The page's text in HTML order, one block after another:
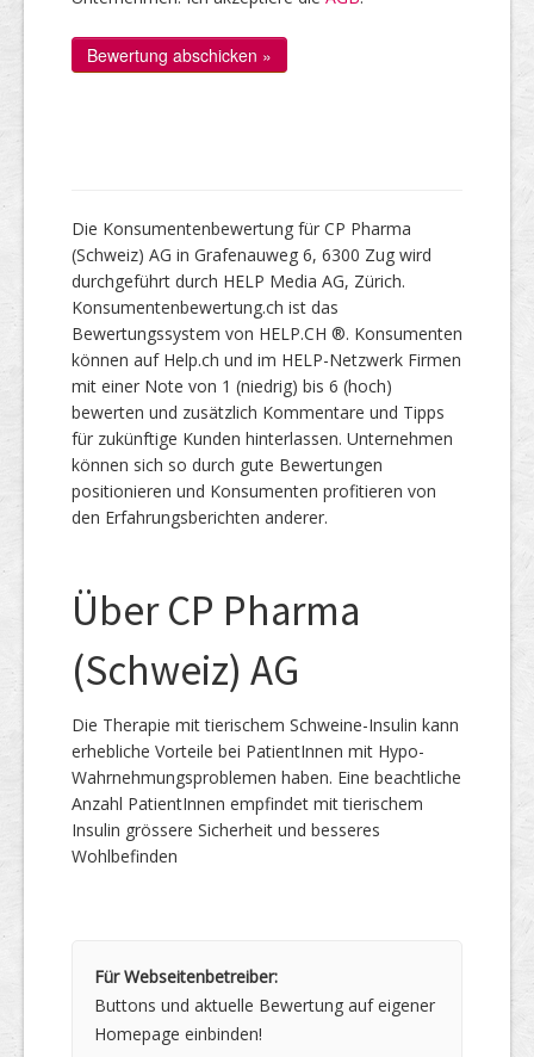
Die Konsumentenbewertung für CP Pharma
(Schweiz) AG in Grafenauweg 6, 6300 Zug wird
durchgeführt durch HELP Media AG, Zürich.
Konsumentenbewertung.ch ist das
Bewertungssystem von HELP.CH ®. Konsumenten
können auf Help.ch und im HELP-Netzwerk Firmen
mit einer Note von 1 (niedrig) bis 6 (hoch)
bewerten und zusätzlich Kommentare und Tipps
für zukünftige Kunden hinterlassen. Unternehmen
können sich so durch gute Bewertungen
positionieren und Konsumenten profitieren von
den Erfahrungsberichten anderer.
Über CP Pharma
(Schweiz) AG
Die Therapie mit tierischem Schweine-Insulin kann
erhebliche Vorteile bei PatientInnen mit Hypo-
Wahrnehmungsproblemen haben. Eine beachtliche
Anzahl PatientInnen empfindet mit tierischem
Insulin grössere Sicherheit und besseres
Wohlbefinden
Für Webseitenbetreiber:
Buttons und aktuelle Bewertung auf eigener
Homepage einbinden!